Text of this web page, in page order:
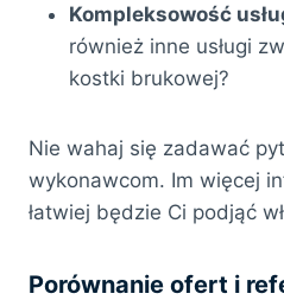
Kompleksowość
również inne usługi
kostki brukowej?
Nie wahaj się zadawać
wykonawcom. Im więcej
łatwiej będzie Ci podjąć
Porównanie ofert i